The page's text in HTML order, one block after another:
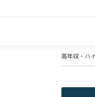
高年収・ハ